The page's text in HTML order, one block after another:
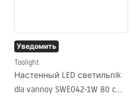
Уведомить
Toolight
Настенный LED светильnik
dla vannoy SWE042-1W 80 cm